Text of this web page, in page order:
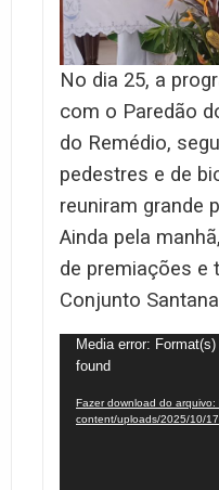
No dia 25, a
com o Paredão
do Remédio,
pedestres e de
reuniram grande
Ainda pela
de premiações e
Conjunto
Tocador
de
vídeo
Media error:
found
Fazer download do
content/uploads/2025/10/